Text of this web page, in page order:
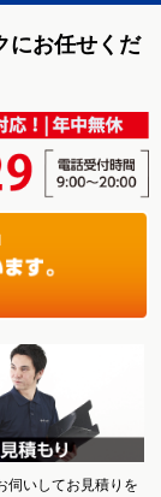
にお任せくだ
伺いしてお見積りを